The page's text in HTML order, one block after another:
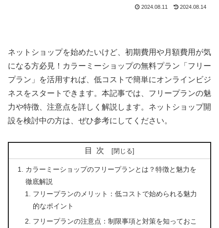
2024.08.11 2024.08.14
ネットショップを始めたいけど、初期費用や月額費用が気
になる方必見！カラーミーショップの無料プラン「フリー
プラン」を活用すれば、低コストで簡単にオンラインビジ
ネスをスタートできます。本記事では、フリープランの魅
力や特徴、注意点を詳しく解説します。ネットショップ開
設を検討中の方は、ぜひ参考にしてください。
目次
カラーミーショップのフリープランとは？特徴と魅力を
徹底解説
フリープランのメリット：低コストで始められる魅力
的なポイント
フリープランの注意点：制限事項と対策を知っておこ